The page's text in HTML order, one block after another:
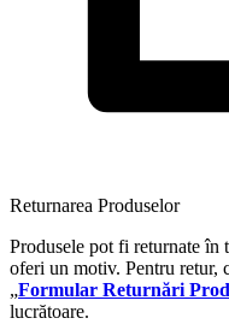
Returnarea Produselor
Produsele pot fi returnate în
oferi un motiv. Pentru retur,
„Formular Returnări
lucrătoare.